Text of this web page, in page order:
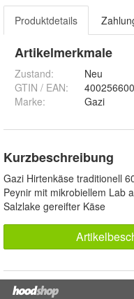
Produktdetails
Artikelmerkmale
Zustand:
Neu
GTIN / EAN:
Marke:
Gazi
Kurzbeschreibung
Gazi Hirtenkäse traditionell
Peynir mit mikrobiellem Lab
Salzlake gereifter Käse